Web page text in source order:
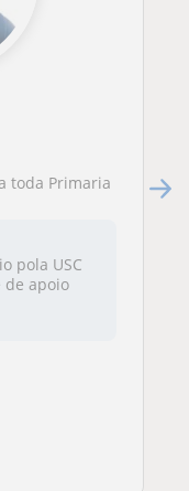
toda Primaria
pola USC
de apoio